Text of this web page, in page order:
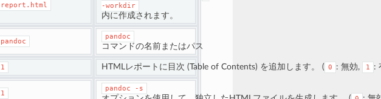
report.html
-workdir
内に作成されます。
pandoc
pandoc
コマンドの名前またはパス
1 HTMLレポートに目次 (Table of Contents) を追加します。 ( 0 : 無効, 1 :
1
pandoc -s